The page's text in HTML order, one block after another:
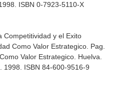
ISBN 0-7923-5110-X
Competitividad y el Exito
Como Valor Estrategico. Pag.
Valor Estrategico. Huelva.
1998. ISBN 84-600-9516-9